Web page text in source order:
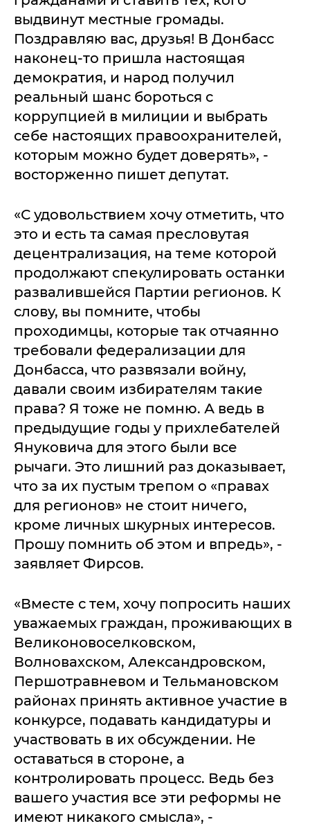
выдвинут местные громады.
Поздравляю вас, друзья! В Донбасс
наконец-то пришла настоящая
демократия, и народ получил
реальный шанс бороться с
коррупцией в милиции и выбрать
себе настоящих правоохранителей,
которым можно будет доверять», -
восторженно пишет депутат.
«С удовольствием хочу отметить, что
это и есть та самая пресловутая
децентрализация, на теме которой
продолжают спекулировать останки
развалившейся Партии регионов. К
слову, вы помните, чтобы
проходимцы, которые так отчаянно
требовали федерализации для
Донбасса, что развязали войну,
давали своим избирателям такие
права? Я тоже не помню. А ведь в
предыдущие годы у прихлебателей
Януковича для этого были все
рычаги. Это лишний раз доказывает,
что за их пустым трепом о «правах
для регионов» не стоит ничего,
кроме личных шкурных интересов.
Прошу помнить об этом и впредь», -
заявляет Фирсов.
«Вместе с тем, хочу попросить наших
уважаемых граждан, проживающих в
Великоновоселковском,
Волновахском, Александровском,
Першотравневом и Тельмановском
районах принять активное участие в
конкурсе, подавать кандидатуры и
участвовать в их обсуждении. Не
оставаться в стороне, а
контролировать процесс. Ведь без
вашего участия все эти реформы не
имеют никакого смысла», -